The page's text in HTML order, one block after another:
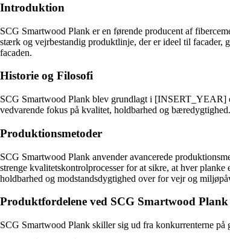
Introduktion
SCG Smartwood Plank er en førende producent af
stærk og vejrbestandig produktlinje, der er ideel til facader,
facaden.
Historie og Filosofi
SCG Smartwood Plank blev grundlagt i [INSERT_YEAR]
vedvarende fokus på kvalitet, holdbarhed og
Produktionsmetoder
SCG Smartwood Plank anvender avancerede
strenge kvalitetskontrolprocesser for at sikre, at hver
holdbarhed og modstandsdygtighed over for vejr og
Produktfordelene ved SCG Smartwood Plank
SCG Smartwood Plank skiller sig ud fra konkurrenterne